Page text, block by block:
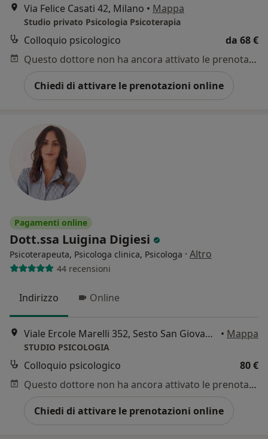
Via Felice Casati 42, Milano • Mappa
Studio privato Psicologia Psicoterapia
Colloquio psicologico
da 68 €
Questo dottore non ha ancora attivato le prenotazioni online presso questo indirizzo.
Chiedi di attivare le prenotazioni online
Pagamenti online
Dott.ssa Luigina Digiesi
Psicoterapeuta, Psicologa clinica, Psicologa · Altro
44 recensioni
Indirizzo Online
Viale Ercole Marelli 352, Sesto San Giovanni • Mappa
STUDIO PSICOLOGIA
Colloquio psicologico
80 €
Questo dottore non ha ancora attivato le prenotazioni online presso questo indirizzo.
Chiedi di attivare le prenotazioni online